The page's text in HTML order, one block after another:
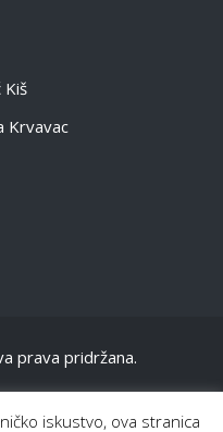
Kiš
Krvavac
prava pridržana.
iskustvo, ova stranica